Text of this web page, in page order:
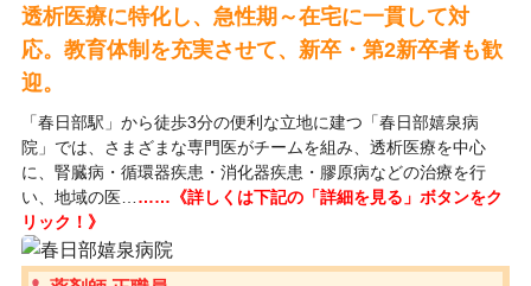
透析医療に特化し、急性期～在宅に一貫して対
応。教育体制を充実させて、新卒・第2新卒者も歓
迎。
「春日部駅」から徒歩3分の便利な立地に建つ「春日部嬉泉病
院」では、さまざまな専門医がチームを組み、透析医療を中心
に、腎臓病・循環器疾患・消化器疾患・膠原病などの治療を行
い、地域の医… ……《詳しくは下記の「詳細を見る」ボタンをク
リック！》